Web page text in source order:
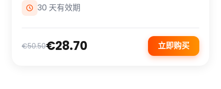
30 天有效期
€50.50€28.70 立即购买